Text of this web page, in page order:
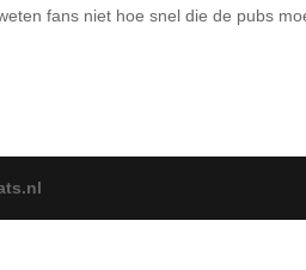
fans niet hoe snel die de pubs